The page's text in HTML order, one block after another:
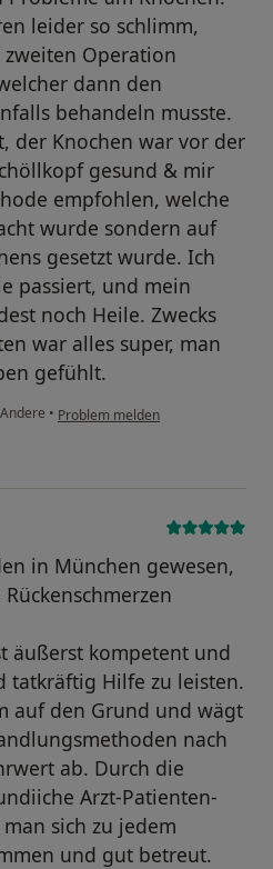
leider so schlimm,
zweiten Operation
dann den
behandeln musste.
der Knochen war vor der
gesund & mir
empfohlen, welche
wurde sondern auf
gesetzt wurde. Ich
passiert, und mein
noch Heile. Zwecks
war alles super, man
gefühlt.
Andere • Problem melden
in München gewesen,
äußerst kompetent und
tatkräftig Hilfe zu leisten.
auf den Grund und wägt
nach
ab. Durch die
Arzt-Patienten-
sich zu jedem
und gut betreut.